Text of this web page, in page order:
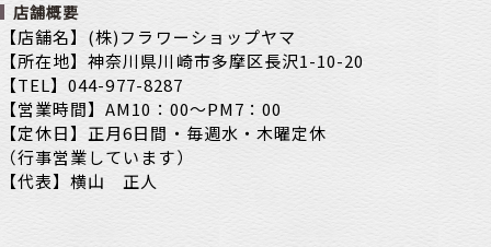
店舗概要
【店舗名】(株)フラワーショップヤマ
【所在地】神奈川県川崎市多摩区長沢1-10-20
【TEL】044-977-8287
【営業時間】AM10：00～PM7：00
【定休日】正月6日間・毎週水・木曜定休
（行事営業しています）
【代表】横山 正人